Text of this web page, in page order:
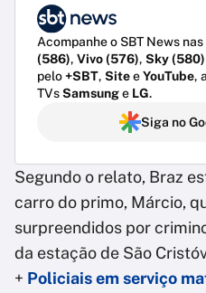
Acompanhe o SBT News
(586), Vivo (576), Sky (580)
pelo+SBT, SiteeYouTube,
TVsSamsunge LG.
Siga no
Segundo o relato, Braz
carro do primo, Márcio,
surpreendidos por
da estação de São
+ Policiais em serviço